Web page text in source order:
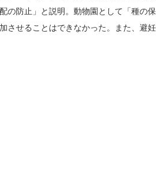
の防止」と説明。動物園として「種の
させることはできなかった。また、避